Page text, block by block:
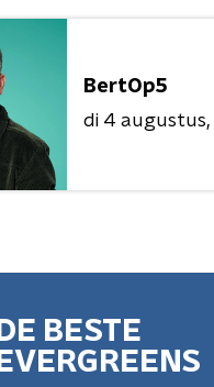
BertOp5
di 4 augustus
DE BESTE
EVERGREENS